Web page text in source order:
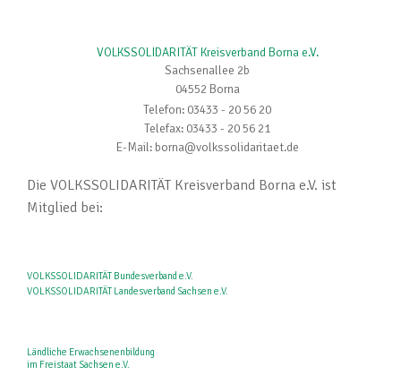
VOLKSSOLIDARITÄT Kreisverband Borna e.V.
Sachsenallee 2b
04552 Borna
Telefon: 03433 - 20 56 20
Telefax: 03433 - 20 56 21
E-Mail: borna@volkssolidaritaet.de
Die VOLKSSOLIDARITÄT Kreisverband Borna e.V. ist
Mitglied bei:
VOLKSSOLIDARITÄT Bundesverband e.V.
VOLKSSOLIDARITÄT Landesverband Sachsen e.V.
Ländliche Erwachsenenbildung
im Freistaat Sachsen e.V.